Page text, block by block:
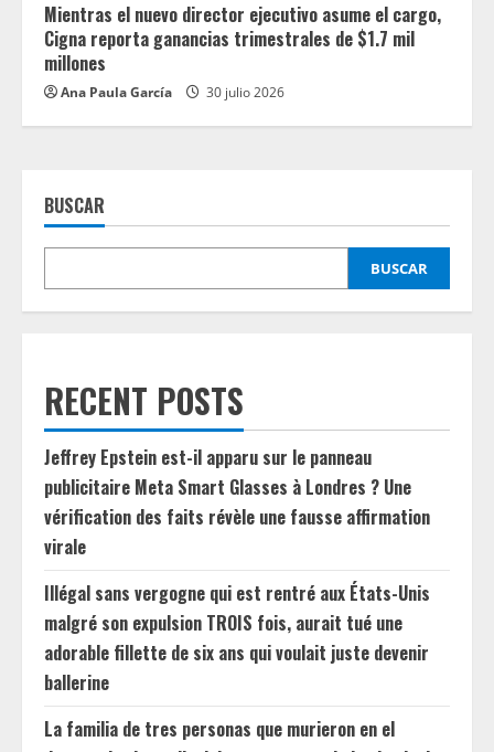
Mientras el nuevo director ejecutivo asume el cargo,
Cigna reporta ganancias trimestrales de $1.7 mil
millones
Ana Paula García 30 julio 2026
BUSCAR
BUSCAR
RECENT POSTS
Jeffrey Epstein est-il apparu sur le panneau
publicitaire Meta Smart Glasses à Londres ? Une
vérification des faits révèle une fausse affirmation
virale
Illégal sans vergogne qui est rentré aux États-Unis
malgré son expulsion TROIS fois, aurait tué une
adorable fillette de six ans qui voulait juste devenir
ballerine
La familia de tres personas que murieron en el